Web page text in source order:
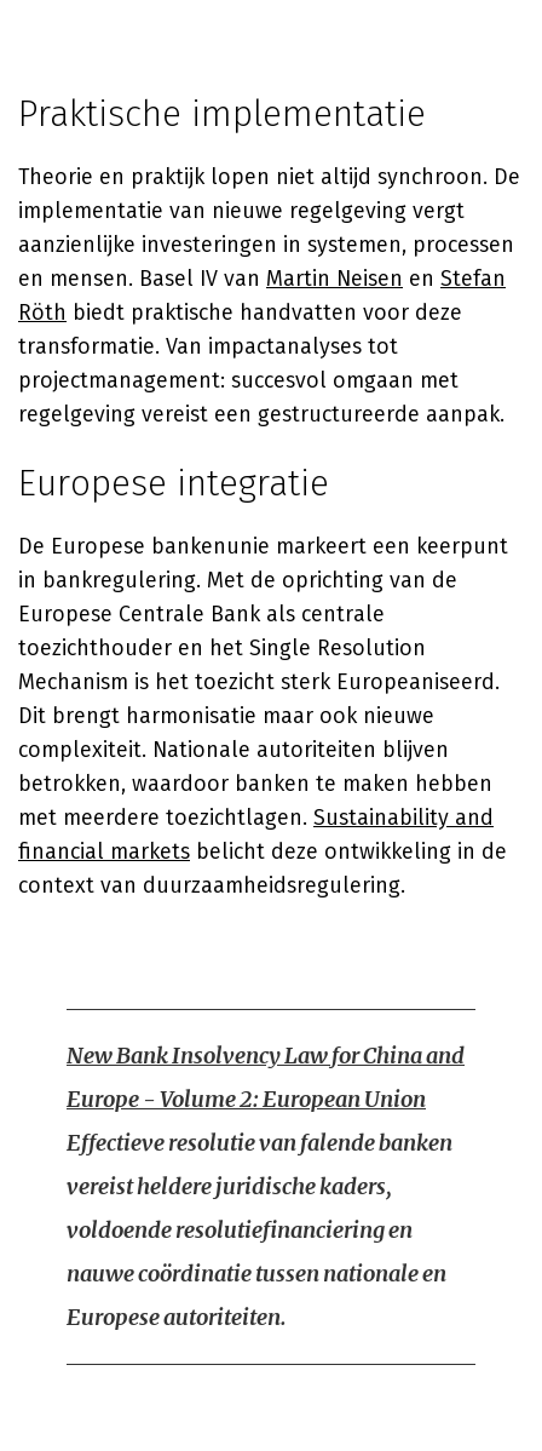
Praktische implementatie
Theorie en praktijk lopen niet altijd synchroon. De
implementatie van nieuwe regelgeving vergt
aanzienlijke investeringen in systemen, processen
en mensen. Basel IV van Martin Neisen en Stefan
Röth biedt praktische handvatten voor deze
transformatie. Van impactanalyses tot
projectmanagement: succesvol omgaan met
regelgeving vereist een gestructureerde aanpak.
Europese integratie
De Europese bankenunie markeert een keerpunt
in bankregulering. Met de oprichting van de
Europese Centrale Bank als centrale
toezichthouder en het Single Resolution
Mechanism is het toezicht sterk Europeaniseerd.
Dit brengt harmonisatie maar ook nieuwe
complexiteit. Nationale autoriteiten blijven
betrokken, waardoor banken te maken hebben
met meerdere toezichtlagen. Sustainability and
financial markets belicht deze ontwikkeling in de
context van duurzaamheidsregulering.
New Bank Insolvency Law for China and
Europe - Volume 2: European Union
Effectieve resolutie van falende banken
vereist heldere juridische kaders,
voldoende resolutiefinanciering en
nauwe coördinatie tussen nationale en
Europese autoriteiten.